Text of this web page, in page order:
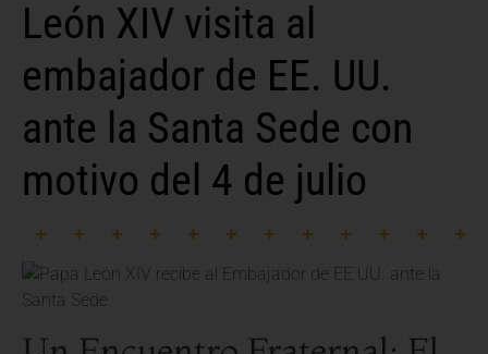
León XIV visita al
embajador de EE. UU.
ante la Santa Sede con
motivo del 4 de julio